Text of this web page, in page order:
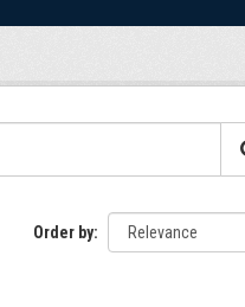
Order by